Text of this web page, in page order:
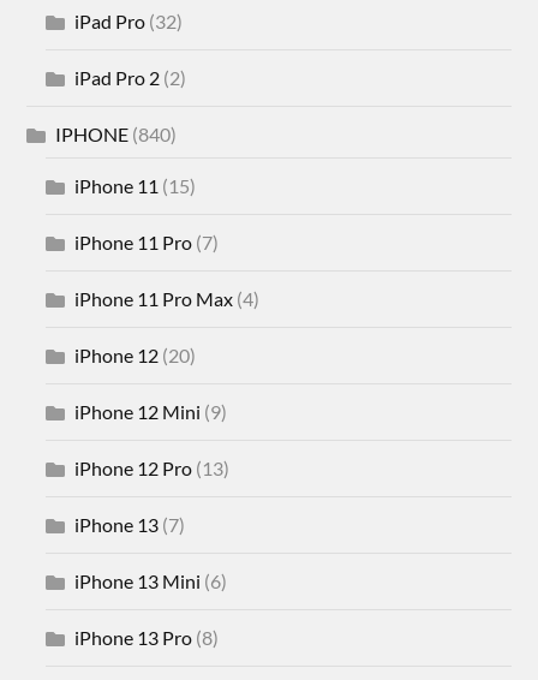
iPad Pro (32)
iPad Pro 2 (2)
IPHONE (840)
iPhone 11 (15)
iPhone 11 Pro (7)
iPhone 11 Pro Max (4)
iPhone 12 (20)
iPhone 12 Mini (9)
iPhone 12 Pro (13)
iPhone 13 (7)
iPhone 13 Mini (6)
iPhone 13 Pro (8)